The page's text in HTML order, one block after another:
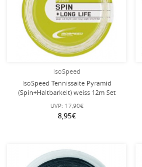
IsoSpeed
IsoSpeed Tennissaite Pyramid
(Spin+Haltbarkeit) weiss 12m Set
UVP: 17,90€
8,95€